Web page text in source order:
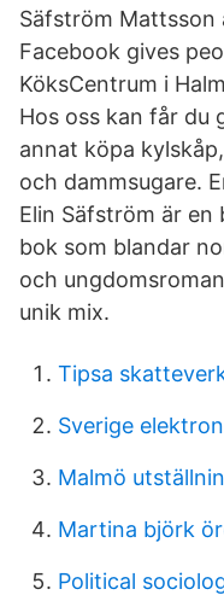
Säfström Mattsson
Facebook gives
KöksCentrum i
Hos oss kan får du
annat köpa
och dammsugare.
Elin Säfström är en
bok som blandar
och
unik mix.
Tipsa
Sverige
Malmö
Martina björk
Political